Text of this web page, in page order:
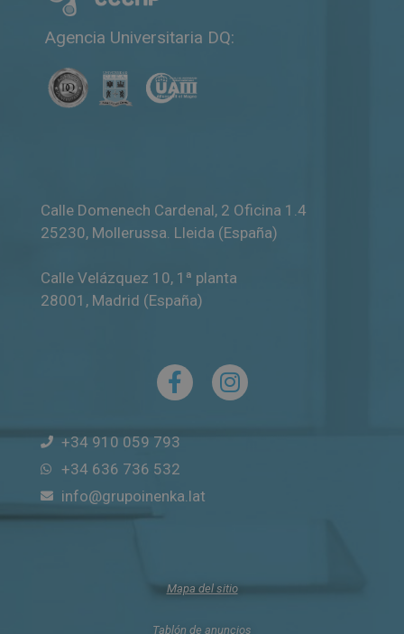
Agencia Universitaria DQ:
Calle Domenech Cardenal, 2 Oficina 1.4
25230, Mollerussa. Lleida (España)
Calle Velázquez 10, 1ª planta
28001 , Madrid (España)
+34 910 059 793
+34 636 736 532
info@grupoinenka.lat
Mapa del sitio
Tablón de anuncios